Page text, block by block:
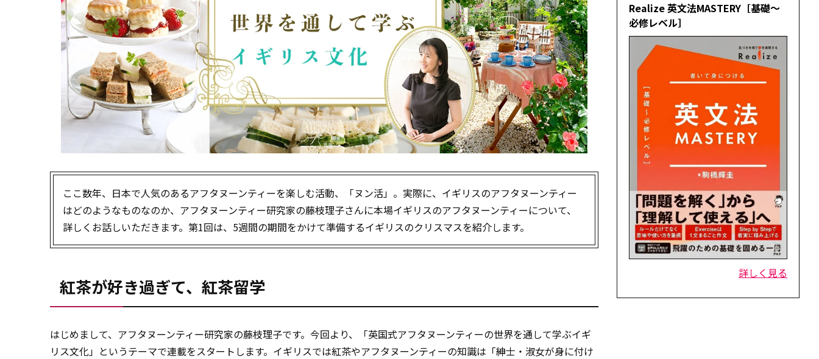
ここ数年、日本で人気のあるアフタヌーンティーを楽しむ活動、「ヌン活」。実際に、イギリスのアフタヌーンティー
はどのようなものなのか、アフタヌーンティー研究家の藤枝理子さんに本場イギリスのアフタヌーンティーについて、
詳しくお話しいただきます。第1回は、5週間の期間をかけて準備するイギリスのクリスマスを紹介します。
紅茶が好き過ぎて、紅茶留学
はじめまして、アフタヌーンティー研究家の藤枝理子です。今回より、「英国式アフタヌーンティーの世界を通して学ぶイギ
リス文化」というテーマで連載をスタートします。イギリスでは紅茶やアフタヌーンティーの知識は「紳士・淑女が身に付け
Realize 英文法MASTERY［基礎～
必修レベル］
詳しく見る